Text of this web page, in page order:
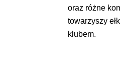
oraz różne
towarzyszy
klubem.